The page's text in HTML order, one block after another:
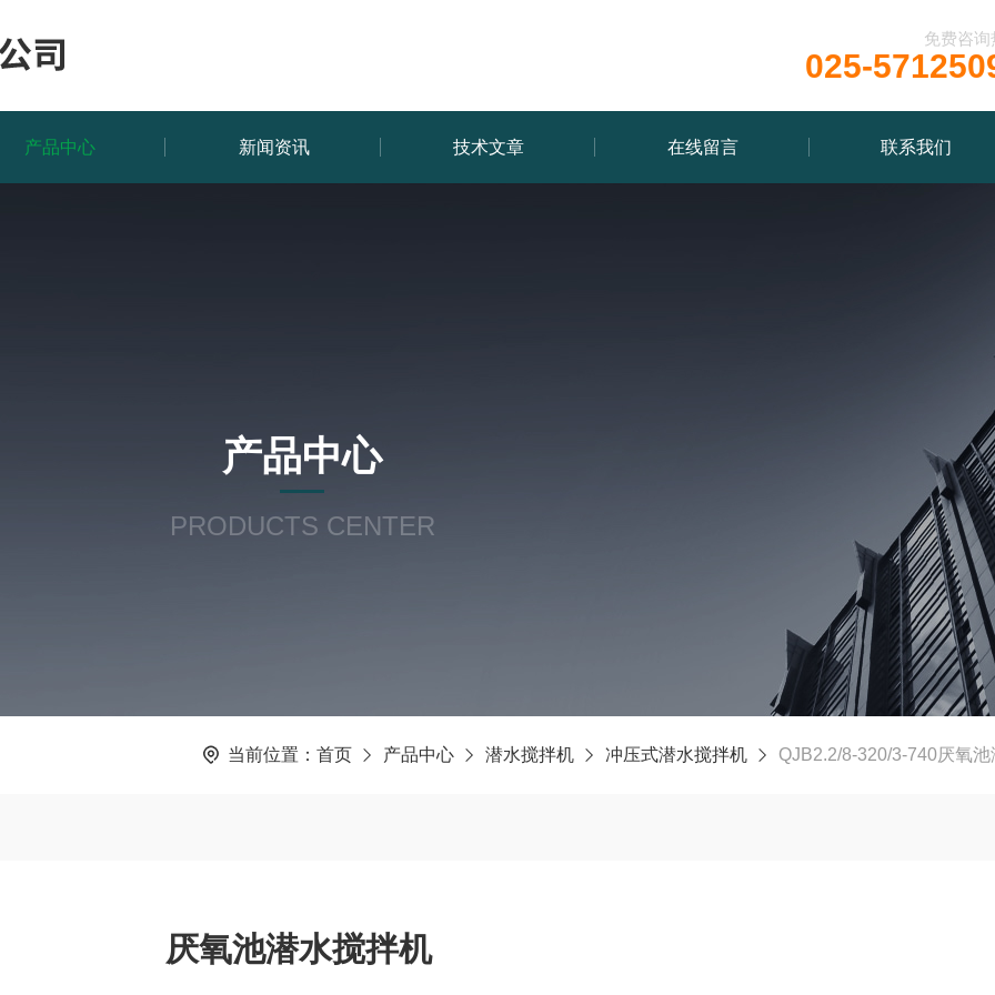
免费咨询
025-
产品中心 新闻资讯 技术文章 在线留言 联系我们
产品中心
PRODUCTS CENTER
当前位置： 首页 产品中心 潜水搅拌机 冲压式潜水搅拌机 QJB2.2/8-320/3-740厌氧
厌氧池潜水搅拌机